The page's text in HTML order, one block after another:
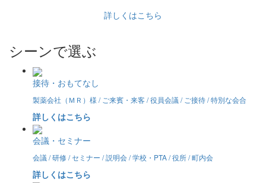
詳しくはこちら
シーンで選ぶ
接待・おもてなし
製薬会社（ＭＲ）様 / ご来賓・来客 / 役員会議 / ご接待 / 特別な会合
詳しくはこちら
会議・セミナー
会議 / 研修 / セミナー / 説明会 / 学校・PTA / 役所 / 町内会
詳しくはこちら